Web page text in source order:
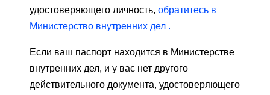
удостоверяющего личность, обратитесь в
Министерство внутренних дел .
Если ваш паспорт находится в Министерстве
внутренних дел, и у вас нет другого
действительного документа, удостоверяющего